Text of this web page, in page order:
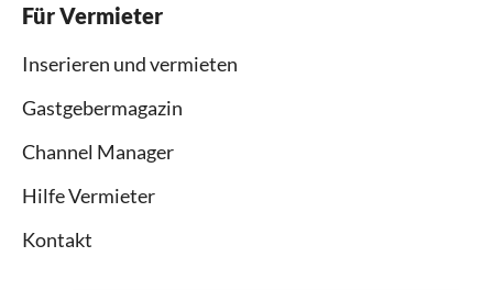
Für Vermieter
Inserieren und vermieten
Gastgebermagazin
Channel Manager
Hilfe Vermieter
Kontakt